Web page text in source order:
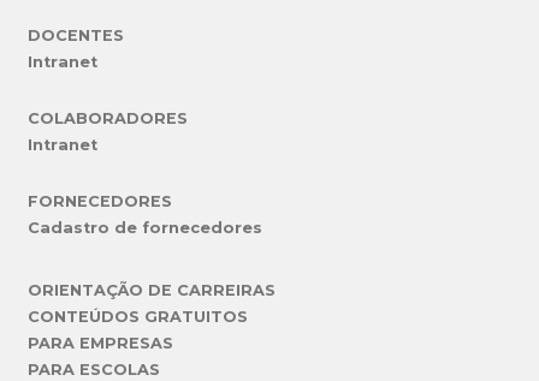
DOCENTES
Intranet
COLABORADORES
Intranet
FORNECEDORES
Cadastro de fornecedores
ORIENTAÇÃO DE CARREIRAS
CONTEÚDOS GRATUITOS
PARA EMPRESAS
PARA ESCOLAS